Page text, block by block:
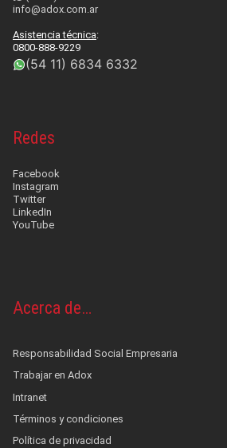
info@adox.com.ar
Asistencia técnica:
0800-888-9229
(54 11) 6834 6332
Redes
Facebook
Instagram
Twitter
LinkedIn
YouTube
Acerca de…
Responsabilidad Social Empresaria
Trabajar en Adox
Intranet
Términos y condiciones
Política de privacidad